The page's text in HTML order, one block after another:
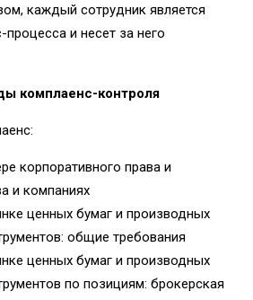
каждый сотрудник является
и несет за него
комплаенс-контроля
корпоративного права и
и компаниях
ценных бумаг и производных
общие требования
ценных бумаг и производных
по позициям: брокерская